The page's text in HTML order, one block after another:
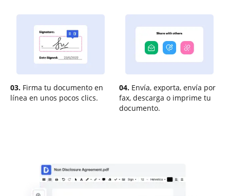
03. Firma tu documento en
línea en unos pocos clics.
04. Envía, exporta, envía por
fax, descarga o imprime tu
documento.